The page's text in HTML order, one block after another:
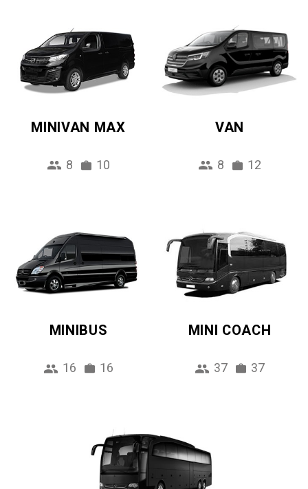
MINIVAN MAX
8 10
VAN
8 12
MINIBUS
16 16
MINI COACH
37 37